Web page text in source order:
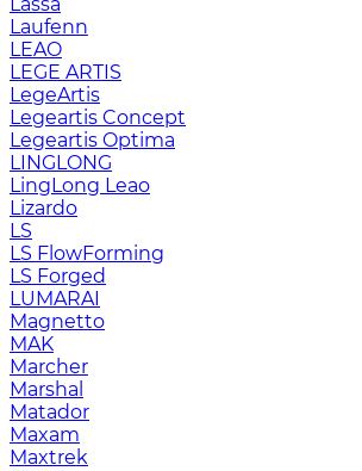
Laufenn
LEAO
LEGE ARTIS
LegeArtis
Legeartis Concept
Legeartis Optima
LINGLONG
LingLong Leao
Lizardo
LS
LS FlowForming
LS Forged
LUMARAI
Magnetto
MAK
Marcher
Marshal
Matador
Maxam
Maxtrek